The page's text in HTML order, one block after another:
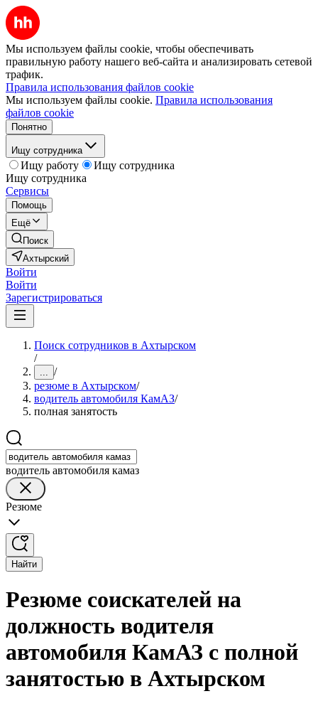
Мы используем файлы cookie, чтобы обеспечивать
правильную работу нашего веб-сайта и анализировать сетевой
трафик.
Правила использования файлов cookie
Мы используем файлы cookie. Правила использования
файлов cookie
Понятно
Ищу сотрудника
Ищу работу
Ищу сотрудника
Ищу сотрудника
Сервисы
Помощь
Ещё
Поиск
Ахтырский
Войти
Войти
Зарегистрироваться
Поиск сотрудников в Ахтырском
/
... /
резюме в Ахтырском/
водитель автомобиля КамАЗ/
полная занятость
водитель автомобиля камаз
Резюме
Найти
Резюме соискателей на
должность водителя
автомобиля КамАЗ с полной
занятостью в Ахтырском